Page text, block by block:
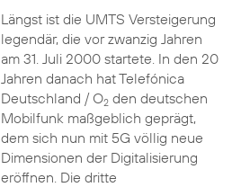
Längst ist die UMTS Versteigerung
legendär, die vor zwanzig Jahren
am 31. Juli 2000 startete. In den 20
Jahren danach hat Telefónica
Deutschland / O2den deutschen
Mobilfunk maßgeblich geprägt,
dem sich nun mit 5G völlig neue
Dimensionen der Digitalisierung
eröffnen. Die dritte